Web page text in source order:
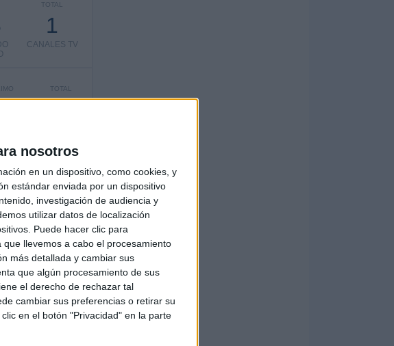
nosotros
en un dispositivo, como cookies, y
estándar enviada por un dispositivo
investigación de audiencia y
utilizar datos de localización
Puede hacer clic para
llevemos a cabo el procesamiento
más detallada y cambiar sus
que algún procesamiento de sus
el derecho de rechazar tal
cambiar sus preferencias o retirar su
en el botón "Privacidad" en la parte
TOTAL
1
CANALES TV
TOTAL